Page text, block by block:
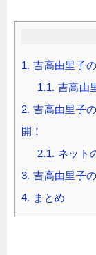
1. 吉高由里子
1.1. 吉高由
2. 吉高由里子
開！
2.1. ネット
3. 吉高由里子
4. まとめ